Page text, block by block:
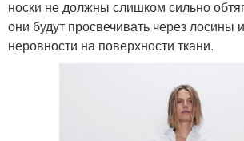
носки не должны слишком сильно
они будут просвечивать через лосины
неровности на поверхности ткани.